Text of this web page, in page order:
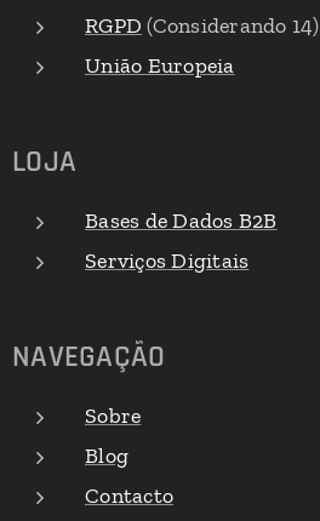
RGPD (Considerando 14)
União Europeia
LOJA
Bases de Dados B2B
Serviços Digitais
NAVEGAÇÃO
Sobre
Blog
Contacto